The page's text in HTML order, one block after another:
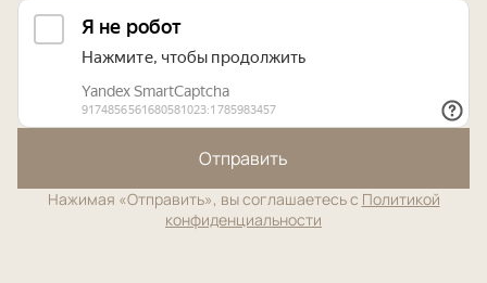
Отправить
Нажимая «Отправить», вы соглашаетесь с Политикой
конфиденциальности